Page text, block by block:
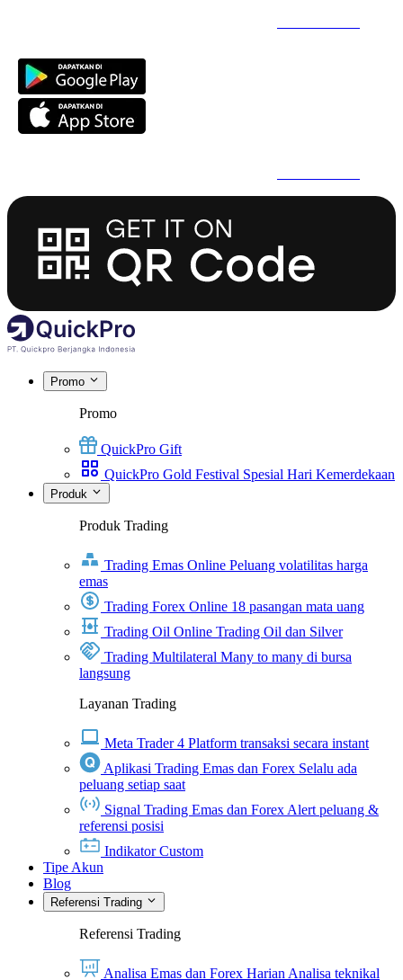
Promo
Promo
QuickPro Gift
QuickPro Gold Festival Spesial Hari Kemerdekaan
Produk
Produk Trading
Trading Emas Online Peluang volatilitas harga
emas
Trading Forex Online 18 pasangan mata uang
Trading Oil Online Trading Oil dan Silver
Trading Multilateral Many to many di bursa
langsung
Layanan Trading
Meta Trader 4 Platform transaksi secara instant
Aplikasi Trading Emas dan Forex Selalu ada
peluang setiap saat
Signal Trading Emas dan Forex Alert peluang &
referensi posisi
Indikator Custom
Tipe Akun
Blog
Referensi Trading
Referensi Trading
Analisa Emas dan Forex Harian Analisa teknikal